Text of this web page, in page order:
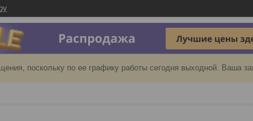
поскольку по ее графику работы сегодня выходной. Ваша